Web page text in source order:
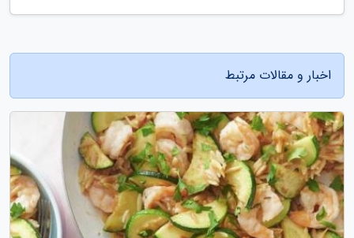
اخبار و مقالات مرتبط